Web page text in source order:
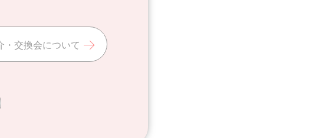
・交換会について